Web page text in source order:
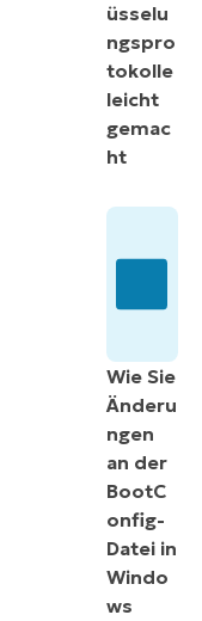
üsselu
ngspro
tokolle
leicht
gemac
ht
Wie Sie
Änderu
ngen
an der
BootC
onfig-
Datei in
Windo
ws